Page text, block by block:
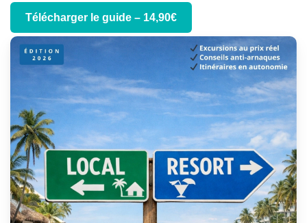
Télécharger le guide – 14,90€